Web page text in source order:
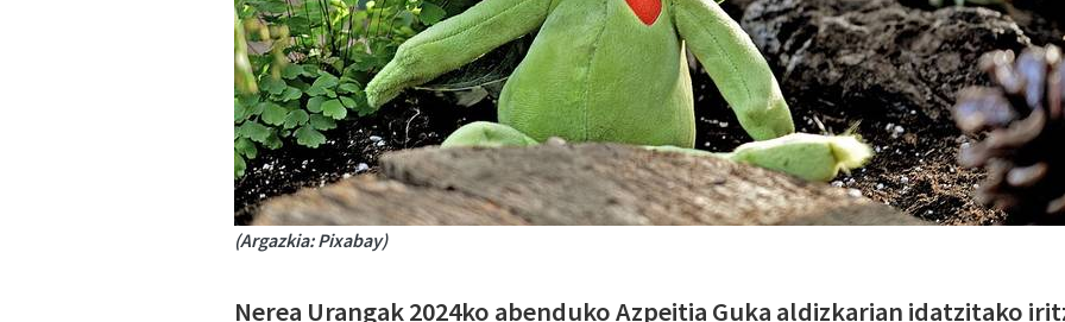
(Argazkia: Pixabay)
Nerea Urangak 2024ko abenduko Azpeitia Guka aldizkarian idatzitako